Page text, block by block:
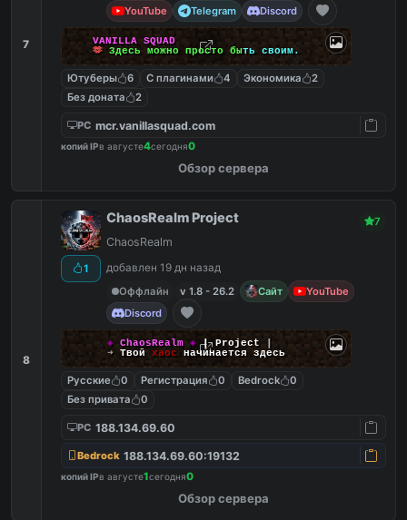
7
YouTube Telegram Discord
VANILLA SQUAD
🫶 Здесь можно просто быть своим.
Ютуберы 6 С плагинами 4 Экономика
2
Без доната
2
PC mcr.vanillasquad.com
копий IPв августе4сегодня0
Обзор сервера
8
1
ChaosRealm Project 7
ChaosRealm
добавлен 19 дн назад
Оффлайн
v 1.8 - 26.2 Сайт
YouTube
Discord
◈ ChaosRealm ◈┃ Project
➜ Твой хаос начинается здесь
Русские 0 Регистрация 0 Bedrock
0
Без привата
0
PC 188.134.69.60
Bedrock 188.134.69.60:19132
копий IPв августе1сегодня0
Обзор сервера